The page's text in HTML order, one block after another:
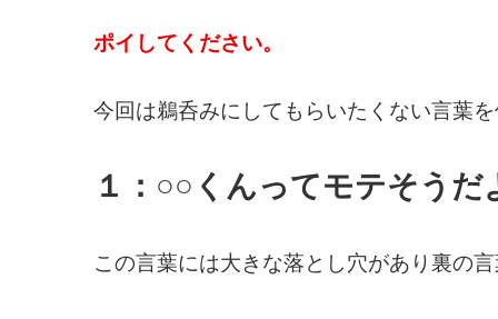
ポイしてください。
今回は鵜呑みにしてもらいたくない言葉
１：○○くんってモテそうだ
この言葉には大きな落とし穴があり裏の